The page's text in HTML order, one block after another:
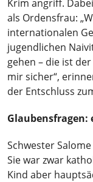
Krim angriff.
als Ordensfrau:
internationalen
jugendlichen
gehen – die ist
mir sicher“,
der Entschluss
Schwester
Sie war zwar
Kind aber